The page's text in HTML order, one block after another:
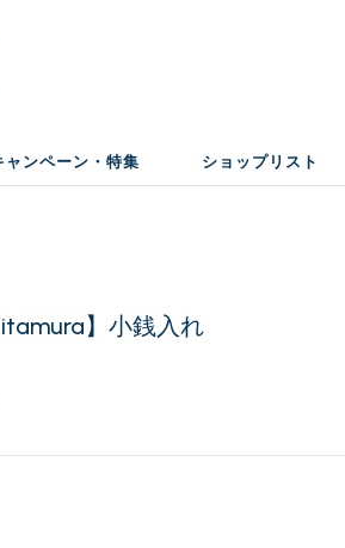
ャンペーン・特集 ショップリスト
】小銭入れ